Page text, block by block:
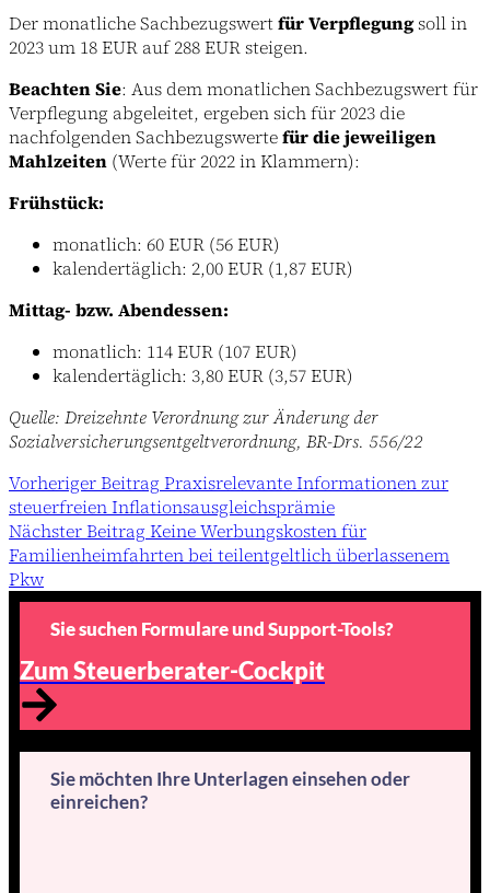
Der monatliche Sachbezugswertfür Verpflegungsoll in
2023 um 18 EUR auf 288 EUR steigen.
Beachten Sie: Aus dem monatlichen Sachbezugswert für
Verpflegung abgeleitet, ergeben sich für 2023 die
nachfolgenden Sachbezugswertefür die jeweiligen
Mahlzeiten (Werte für 2022 in Klammern):
Frühstück:
monatlich: 60 EUR (56 EUR)
kalendertäglich: 2,00 EUR (1,87 EUR)
Mittag- bzw. Abendessen:
monatlich: 114 EUR (107 EUR)
kalendertäglich: 3,80 EUR (3,57 EUR)
Quelle: Dreizehnte Verordnung zur Änderung der
Sozialversicherungsentgeltverordnung, BR-Drs. 556/22
VorherigerBeitragPraxisrelevante Informationen zur
steuerfreien Inflationsausgleichsprämie
NächsterBeitragKeine Werbungskosten für
Familienheimfahrten bei teilentgeltlich überlassenem
Pkw
Sie suchen Formulare und Support-Tools?
Zum Steuerberater-Cockpit
Sie möchten Ihre Unterlagen einsehen oder
einreichen?